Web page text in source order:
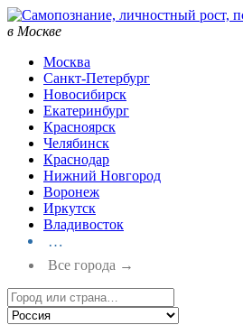
в Москве
Москва
Санкт-Петербург
Новосибирск
Екатеринбург
Красноярск
Челябинск
Краснодар
Нижний Новгород
Воронеж
Иркутск
Владивосток
…
Все города →